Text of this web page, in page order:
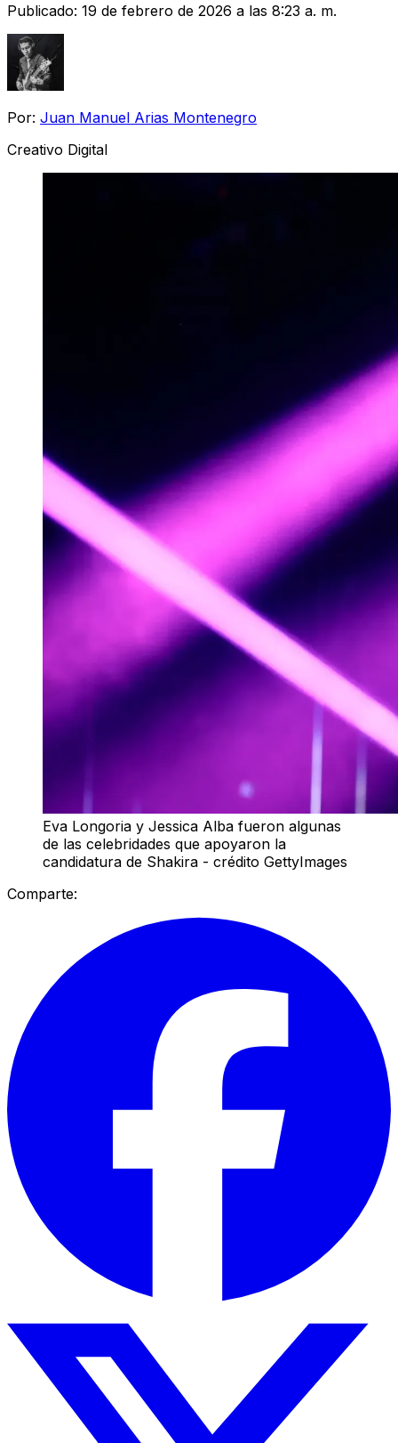
Publicado: 19 de febrero de 2026 a las 8:23 a. m.
Por: Juan Manuel Arias Montenegro
Creativo Digital
Eva Longoria y Jessica Alba fueron algunas
de las celebridades que apoyaron la
candidatura de Shakira - crédito GettyImages
Comparte: